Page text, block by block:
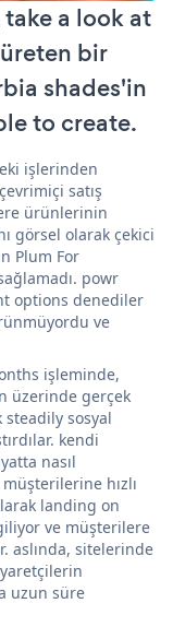
a look at
bir
shades'in
to create.
işlerinden
satış
ürünlerinin
görsel olarak çekici
Plum For
powr
options denediler
ve
işleminde,
üzerinde gerçek
steadily sosyal
kendi
nasıl
hızlı
landing on
ve müşterilere
aslında, sitelerinde
uzun süre